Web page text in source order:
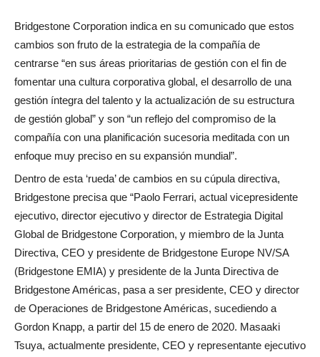
Bridgestone Corporation indica en su comunicado que estos
cambios son fruto de la estrategia de la compañía de
centrarse “en sus áreas prioritarias de gestión con el fin de
fomentar una cultura corporativa global, el desarrollo de una
gestión íntegra del talento y la actualización de su estructura
de gestión global” y son “un reflejo del compromiso de la
compañía con una planificación sucesoria meditada con un
enfoque muy preciso en su expansión mundial”.
Dentro de esta ‘rueda’ de cambios en su cúpula directiva,
Bridgestone precisa que “Paolo Ferrari, actual vicepresidente
ejecutivo, director ejecutivo y director de Estrategia Digital
Global de Bridgestone Corporation, y miembro de la Junta
Directiva, CEO y presidente de Bridgestone Europe NV/SA
(Bridgestone EMIA) y presidente de la Junta Directiva de
Bridgestone Américas, pasa a ser presidente, CEO y director
de Operaciones de Bridgestone Américas, sucediendo a
Gordon Knapp, a partir del 15 de enero de 2020. Masaaki
Tsuya, actualmente presidente, CEO y representante ejecutivo